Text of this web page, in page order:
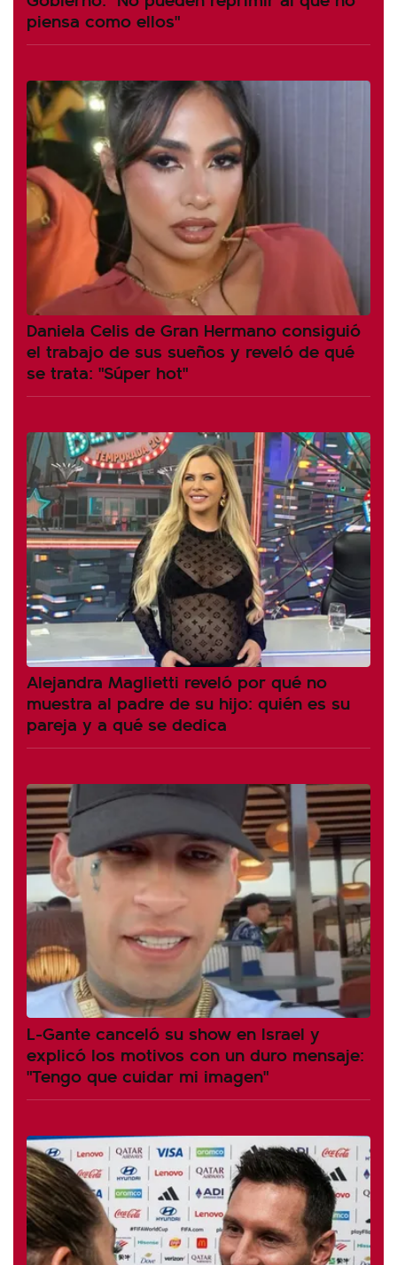
piensa como ellos"
Daniela Celis de Gran Hermano consiguió
el trabajo de sus sueños y reveló de qué
se trata: "Súper hot"
Alejandra Maglietti reveló por qué no
muestra al padre de su hijo: quién es su
pareja y a qué se dedica
L-Gante canceló su show en Israel y
explicó los motivos con un duro mensaje:
"Tengo que cuidar mi imagen"